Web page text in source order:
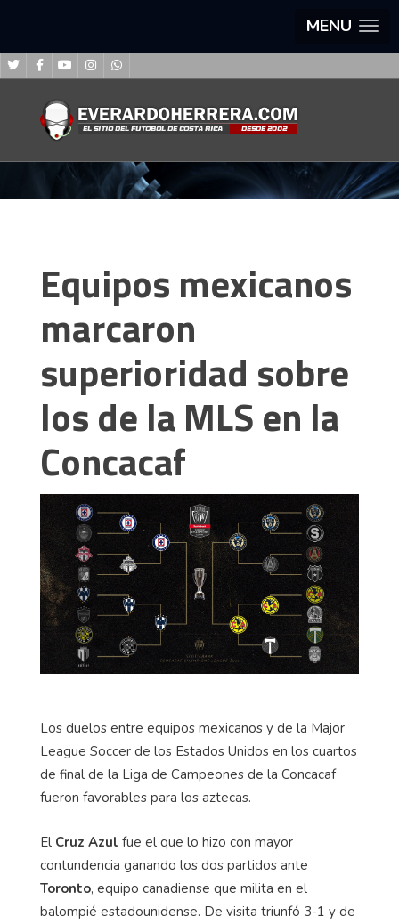
MENU
Equipos mexicanos
marcaron
superioridad sobre
los de la MLS en la
Concacaf
Los duelos entre equipos mexicanos y de la Major
League Soccer de los Estados Unidos en los cuartos
de final de la Liga de Campeones de la Concacaf
fueron favorables para los aztecas.
El Cruz Azul fue el que lo hizo con mayor
contundencia ganando los dos partidos ante
Toronto, equipo canadiense que milita en el
balompié estadounidense. De visita triunfó 3-1 y de